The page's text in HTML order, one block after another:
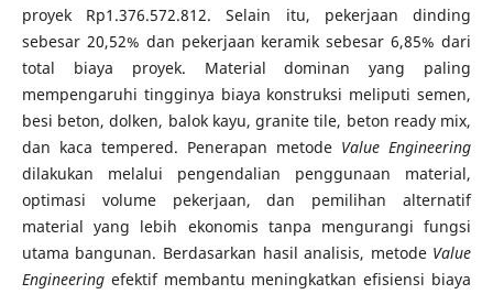
proyek Rp1.376.572.812. Selain itu, pekerjaan dinding
sebesar 20,52% dan pekerjaan keramik sebesar 6,85% dari
total biaya proyek. Material dominan yang paling
mempengaruhi tingginya biaya konstruksi meliputi semen,
besi beton, dolken, balok kayu, granite tile, beton ready mix,
dan kaca tempered. Penerapan metode Value Engineering
dilakukan melalui pengendalian penggunaan material,
optimasi volume pekerjaan, dan pemilihan alternatif
material yang lebih ekonomis tanpa mengurangi fungsi
utama bangunan. Berdasarkan hasil analisis, metode Value
Engineeringefektif membantu meningkatkan efisiensi biaya